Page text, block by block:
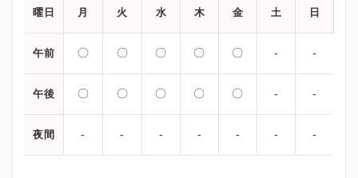
曜日 月 火 水 木 金 土 日
午前 〇 〇 〇 〇 〇 - -
午後 〇 〇 〇 〇 〇 - -
夜間 - - - - - - -